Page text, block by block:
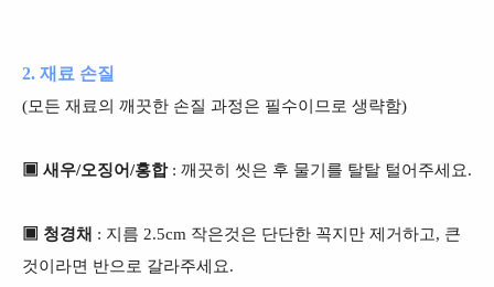
2. 재료 손질
(모든 재료의 깨끗한 손질 과정은 필수이므로 생략함)
▣ 새우/오징어/홍합: 깨끗히 씻은 후 물기를 탈탈 털어주세요.
▣ 청경채 : 지름 2.5cm 작은것은 단단한 꼭지만 제거하고, 큰
것이라면 반으로 갈라주세요.